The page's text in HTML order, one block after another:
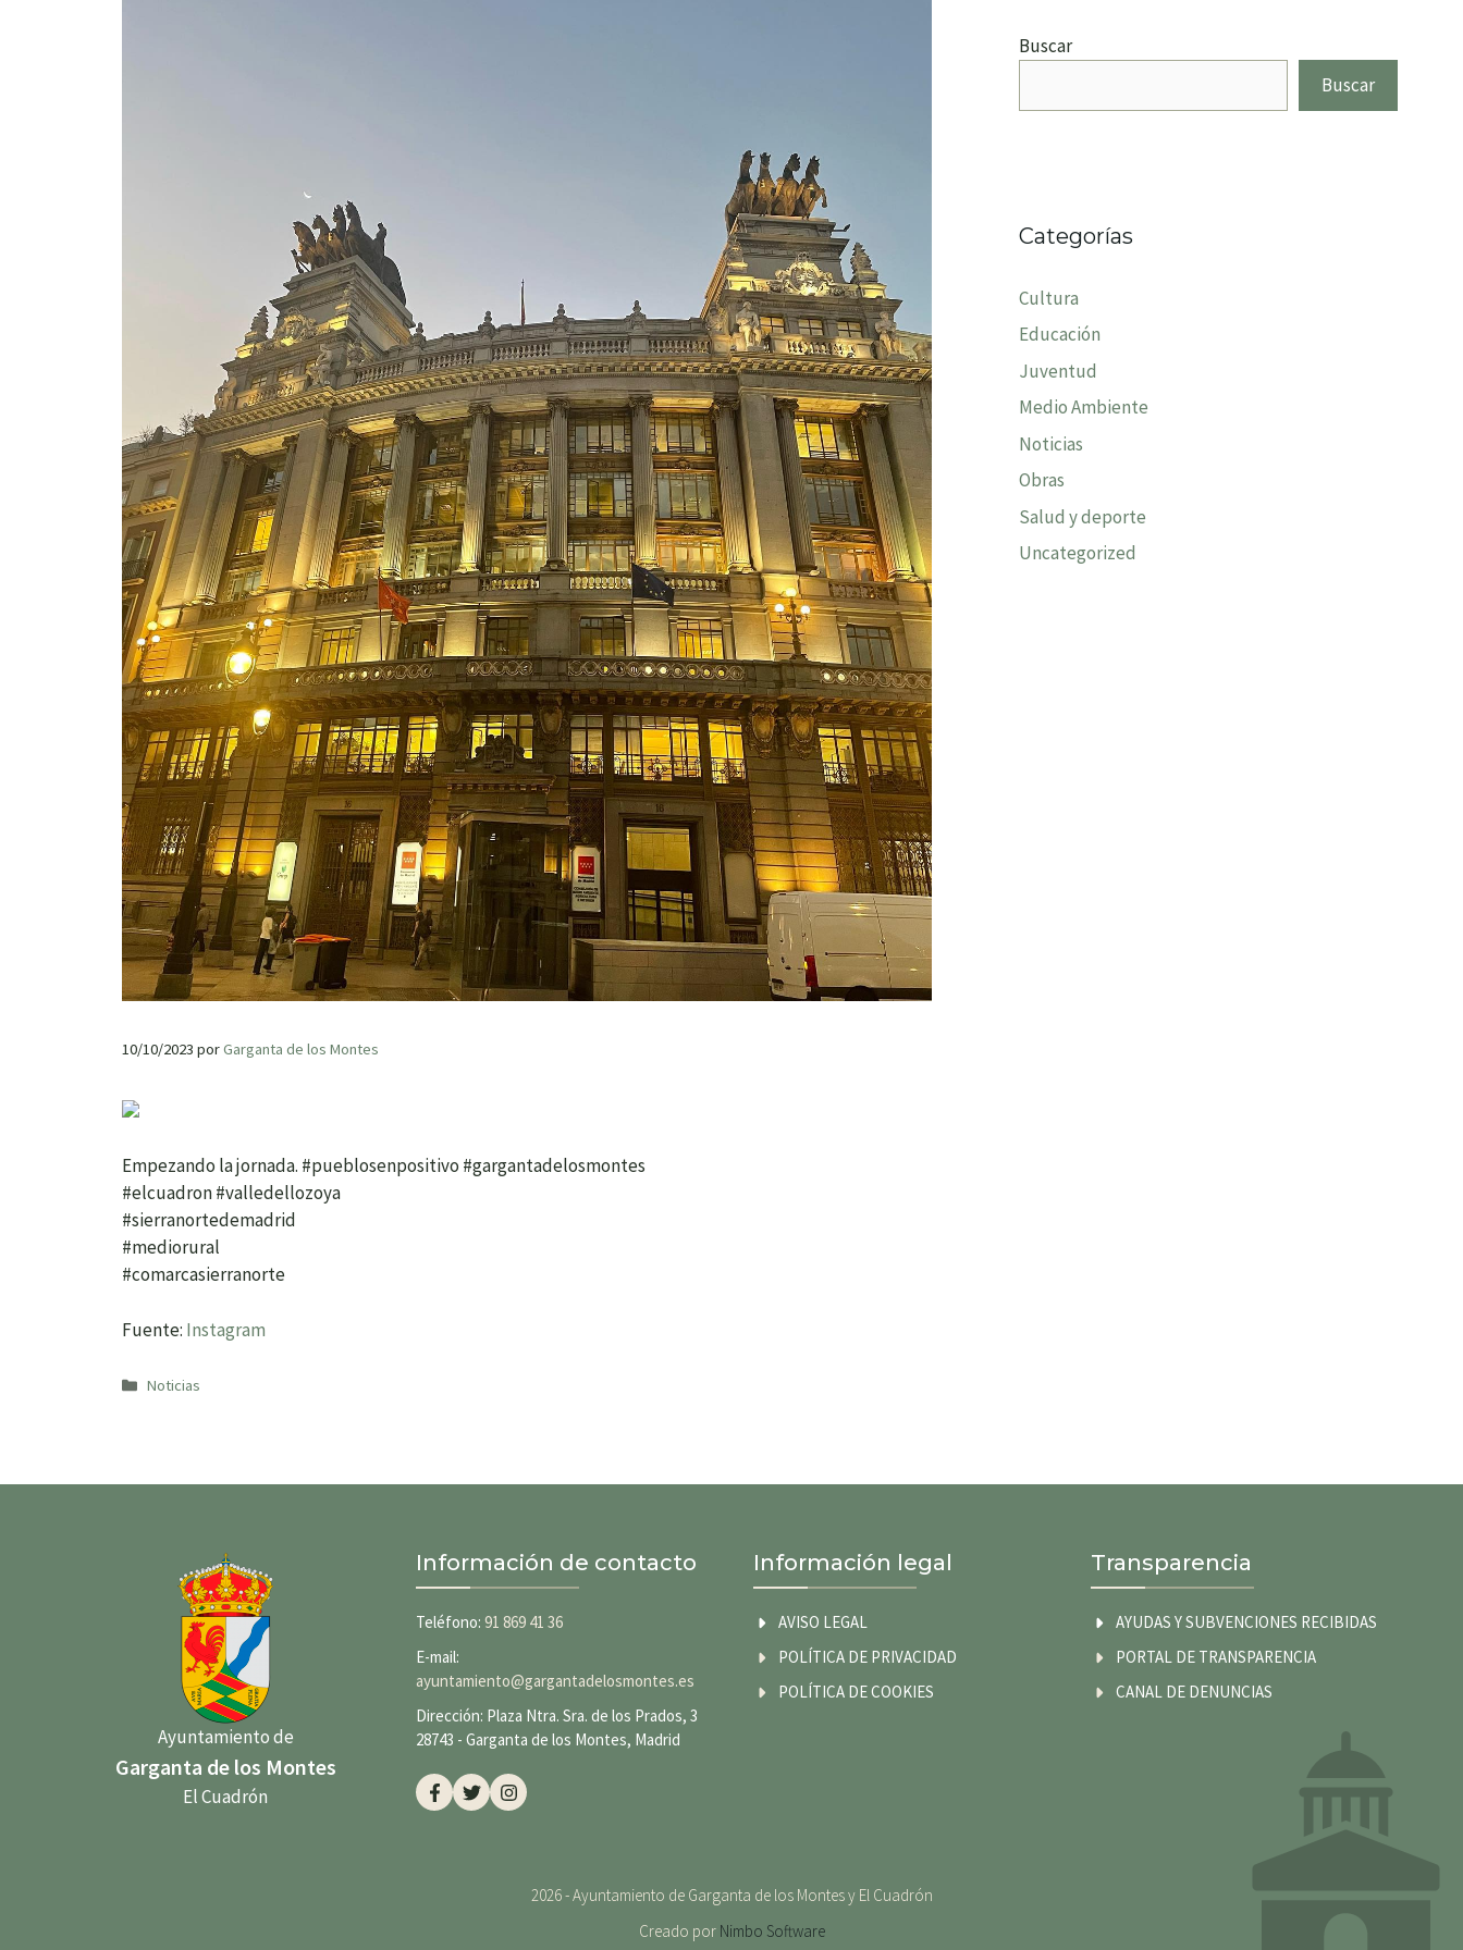
10/10/2023 porGarganta de los Montes
Empezando la jornada. #pueblosenpositivo #gargantadelosmontes
#elcuadron #valledellozoya
#sierranortedemadrid
#mediorural
#comarcasierranorte
Fuente: Instagram
Categorías
Noticias
Buscar
Buscar
Categorías
Cultura
Educación
Juventud
Medio Ambiente
Noticias
Obras
Salud y deporte
Uncategorized
Ayuntamiento de
Garganta de los Montes
El Cuadrón
Información de contacto
Teléfono: 91 869 41 36
E-mail:
ayuntamiento@gargantadelosmontes.es
Dirección: Plaza Ntra. Sra. de los Prados, 3
28743 - Garganta de los Montes, Madrid
Información legal
AVISO LEGAL
POLÍTICA DE PRIVACIDAD
POLÍTICA DE COOKIES
Transparencia
AYUDAS Y SUBVENCIONES RECIBIDAS
PORTAL DE TRANSPARENCIA
CANAL DE DENUNCIAS
2026 - Ayuntamiento de Garganta de los Montes y El Cuadrón
Creado por Nimbo Software